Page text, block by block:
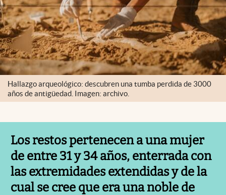
Hallazgo arqueológico: descubren una tumba perdida de 3000
años de antigüedad. Imagen: archivo.
Los restos pertenecen a una mujer
de entre 31 y 34 años, enterrada con
las extremidades extendidas y de la
cual se cree que era una noble de